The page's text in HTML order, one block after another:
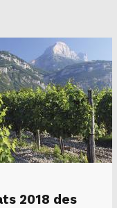
2018 des